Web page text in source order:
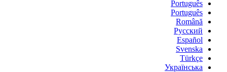
Português
Português
Română
Русский
Español
Svenska
Türkçe
Українська